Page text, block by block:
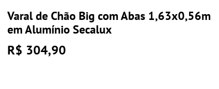
Varal de Chão Big com Abas 1,63x0,56m
em Alumínio Secalux
R$ 304,90